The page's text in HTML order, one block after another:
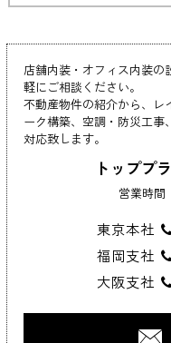
店舗内装・オフィス内装
軽にご相談ください。
不動産物件の紹介から、レ
ーク構築、空調・防災工
対応致します。
トッププ
営業時
東京本社
福岡支社
大阪支社